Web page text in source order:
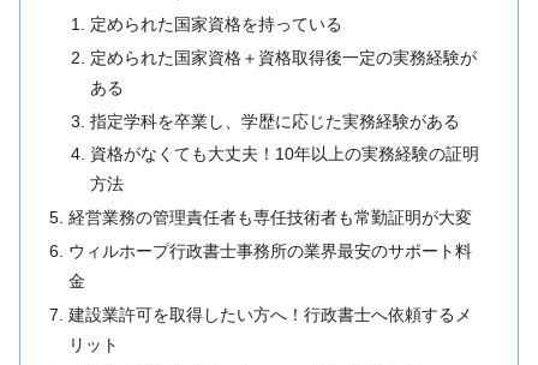
定められた国家資格を持っている
定められた国家資格＋資格取得後一定の実務経験が
ある
指定学科を卒業し、学歴に応じた実務経験がある
資格がなくても大丈夫！10年以上の実務経験の証明
方法
経営業務の管理責任者も専任技術者も常勤証明が大変
ウィルホープ行政書士事務所の業界最安のサポート料
金
建設業許可を取得したい方へ！行政書士へ依頼するメ
リット